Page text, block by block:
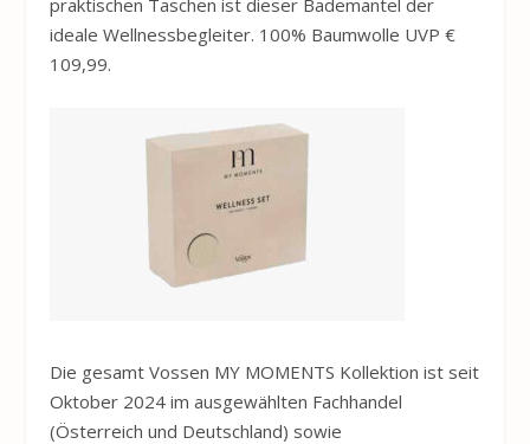
ideale Wellnessbegleiter. 100% Baumwolle UVP €
109,99.
Die gesamtVossen MY MOMENTS Kollektion ist seit
Oktober 2024 im ausgewählten Fachhandel
(Österreich und Deutschland) sowie